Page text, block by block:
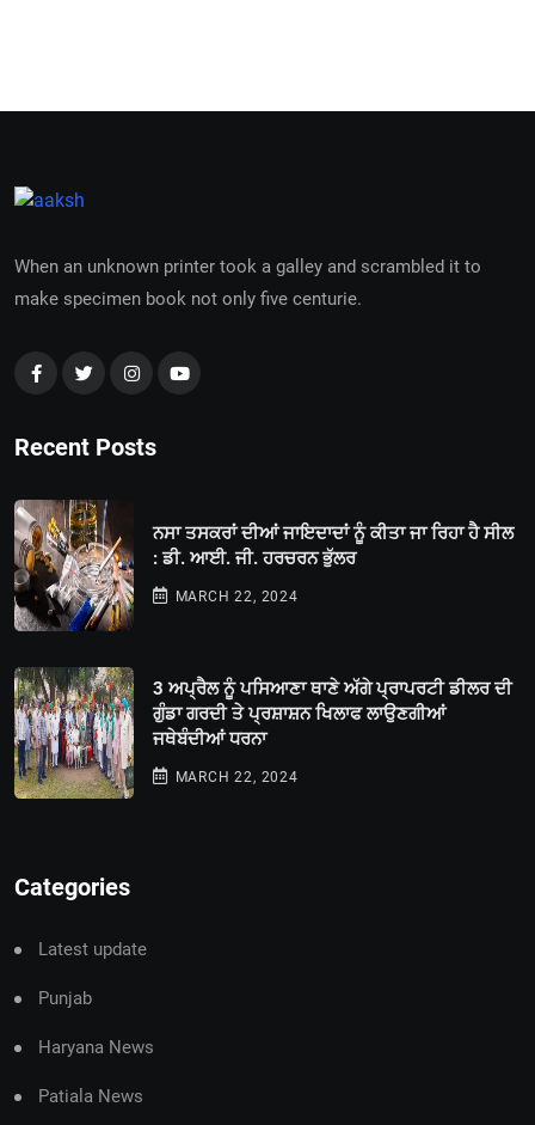
When an unknown printer took a galley and scrambled it to
make specimen book not only five centurie.
Recent Posts
ਨਸਾ ਤਸਕਰਾਂ ਦੀਆਂ ਜਾਇਦਾਦਾਂ ਨੂੰ ਕੀਤਾ ਜਾ ਰਿਹਾ ਹੈ ਸੀਲ
: ਡੀ. ਆਈ. ਜੀ. ਹਰਚਰਨ ਭੁੱਲਰ
MARCH 22, 2024
3 ਅਪ੍ਰੈਲ ਨੂੰ ਪਸਿਆਣਾ ਥਾਣੇ ਅੱਗੇ ਪ੍ਰਾਪਰਟੀ ਡੀਲਰ ਦੀ
ਗੁੰਡਾ ਗਰਦੀ ਤੇ ਪ੍ਰਸ਼ਾਸ਼ਨ ਖਿਲਾਫ ਲਾਉਣਗੀਆਂ
ਜਥੇਬੰਦੀਆਂ ਧਰਨਾ
MARCH 22, 2024
Categories
Latest update
Punjab
Haryana News
Patiala News